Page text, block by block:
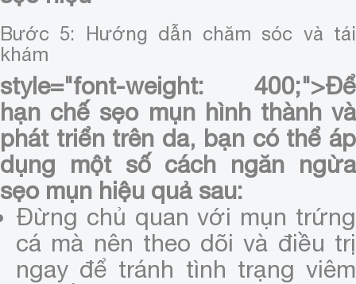
Bước 5: Hướng dẫn chăm sóc và tái
khám
style="font-weight: 400;">Để
hạn chế sẹo mụn hình thành và
phát triển trên da, bạn có thể áp
dụng một số cách ngăn ngừa
sẹo mụn hiệu quả sau:
Đừng chủ quan với mụn trứng
cá mà nên theo dõi và điều trị
ngay để tránh tình trạng viêm